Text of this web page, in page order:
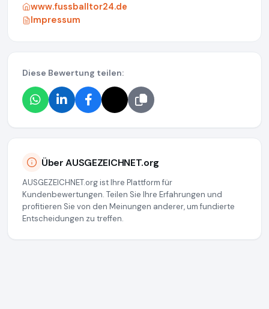
www.fussballtor24.de
Impressum
Diese Bewertung teilen:
Über AUSGEZEICHNET.org
AUSGEZEICHNET.org ist Ihre Plattform für
Kundenbewertungen. Teilen Sie Ihre Erfahrungen und
profitieren Sie von den Meinungen anderer, um fundierte
Entscheidungen zu treffen.